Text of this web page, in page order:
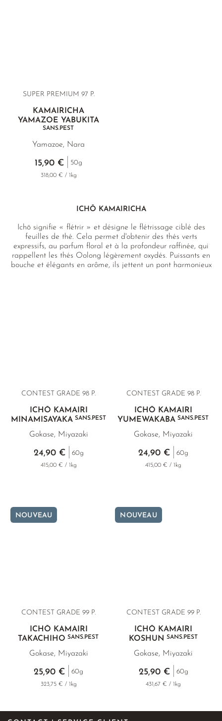
SUPER PREMIUM 97 P.
KAMAIRICHA
YAMAZOE YABUKITA
SANS.PEST
Yamazoe, Nara
15,90 € 50g
318,00 € / 1kg
ICHŌ KAMAIRICHA
Ichō signifie « flétrir » et désigne le flétrissage ciblé des
feuilles de thé. Cela permet d'obtenir des thés verts
expressifs, au parfum floral et à la profondeur raffinée, qui
rappellent les thés Oolong légèrement oxydés. Puissants en
bouche et élégants en arôme, ils jettent un pont harmonieux
CONTEST GRADE 98 P.
ICHŌ KAMAIRI
MINAMISAYAKASANS.PEST
Gokase, Miyazaki
24,90 € 60g
415,00 € / 1kg
CONTEST GRADE 98 P.
ICHŌ KAMAIRI
YUMEWAKABASANS.PEST
Gokase, Miyazaki
24,90 € 60g
415,00 € / 1kg
NOUVEAU
CONTEST GRADE 99 P.
ICHŌ KAMAIRI
TAKACHIHOSANS.PEST
Gokase, Miyazaki
25,90 € 60g
323,75 € / 1kg
NOUVEAU
CONTEST GRADE 99 P.
ICHŌ KAMAIRI
KOSHUNSANS.PEST
Gokase, Miyazaki
25,90 € 60g
431,67 € / 1kg